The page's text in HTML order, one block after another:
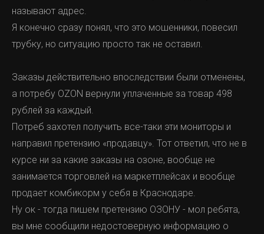
называют адрес.
Я конечно сразу понял, что это мошенники, повесил
трубку, но ситуацию просто так не оставил.
Заказы действительно впоследствии были отменены,
а потребу OZON вернули уплаченные за товар 498
рублей за каждый.
Потреб захотел получить все-таки эти мониторы и
направил претензию «продавцу». Тот ответил, что не в
курсе ни за какие заказы на озоне, вообще не
занимается торговлей на маркетплейсах и вообще
продает комбикорм у себя в Краснодаре.
Ну ок - тогда пишем претензию ОЗОНУ - мол ребята,
вы мне сообщили недостоверную информацию о